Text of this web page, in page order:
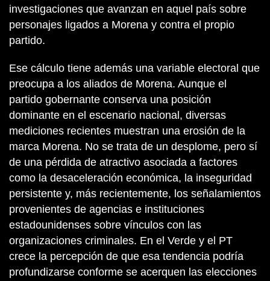
investigaciones que avanzan en aquel país sobre
personajes ligados a Morena y contra el propio
partido.
Ese cálculo tiene además una variable electoral que
preocupa a los aliados de Morena. Aunque el
partido gobernante conserva una posición
dominante en el escenario nacional, diversas
mediciones recientes muestran una erosión de la
marca Morena. No se trata de un desplome, pero sí
de una pérdida de atractivo asociada a factores
como la desaceleración económica, la inseguridad
persistente y, más recientemente, los señalamientos
provenientes de agencias e instituciones
estadounidenses sobre vínculos con las
organizaciones criminales. En el Verde y el PT
crece la percepción de que esa tendencia podría
profundizarse conforme se acerquen las elecciones